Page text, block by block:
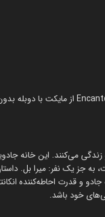
زندگی می‌کنند. این خانه
یک نفر: میرا بل. داستان
و قدرت احاطه‌کننده
خود باشد.